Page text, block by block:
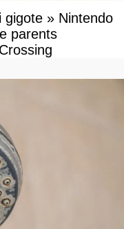
gigote » Nintendo
parents